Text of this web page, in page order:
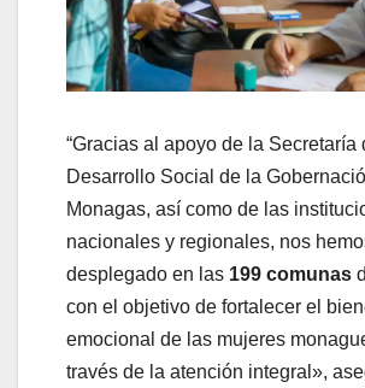
“Gracias al apoyo de la Secretaría
Desarrollo Social de la
Monagas, así como de las
nacionales y regionales, nos
desplegado en las 199 comunas
con el objetivo de fortalecer el
emocional de las mujeres
través de la atención integral»,